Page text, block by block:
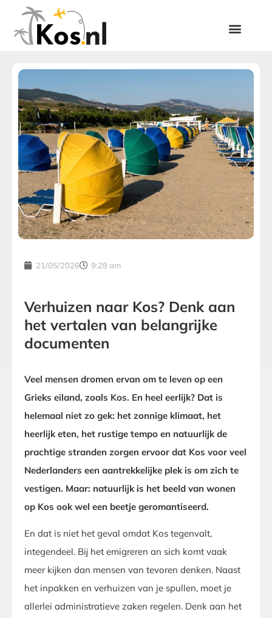
21/05/2026 9:28 am
Verhuizen naar Kos? Denk aan
het vertalen van belangrijke
documenten
Veel mensen dromen ervan om te leven op een
Grieks eiland, zoals Kos. En heel eerlijk? Dat is
helemaal niet zo gek: het zonnige klimaat, het
heerlijk eten, het rustige tempo en natuurlijk de
prachtige stranden zorgen ervoor dat Kos voor veel
Nederlanders een aantrekkelijke plek is om zich te
vestigen. Maar: natuurlijk is het beeld van wonen
op Kos ook wel een beetje geromantiseerd.
En dat is niet het geval omdat Kos tegenvalt,
integendeel. Bij het emigreren an sich komt vaak
meer kijken dan mensen van tevoren denken. Naast
het inpakken en verhuizen van je spullen, moet je
allerlei administratieve zaken regelen. Denk aan het